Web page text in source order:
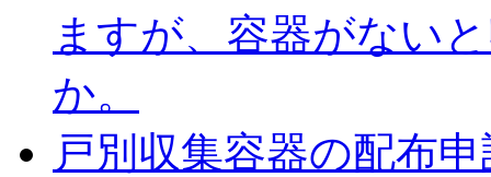
ますが、容器がない
か。
戸別収集容器の配布